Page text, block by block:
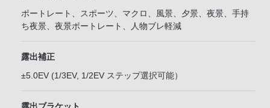
ポートレート、スポーツ、マクロ、風景、夕景、夜景、手持
ち夜景、夜景ポートレート、人物ブレ軽減
露出補正
±5.0EV (1/3EV, 1/2EV ステップ選択可能）